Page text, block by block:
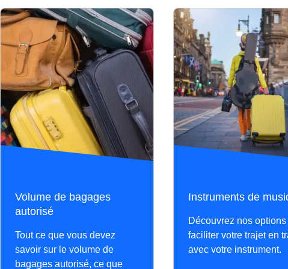
Du lundi au vendredi, trains partant à 10h56 (train
Les samedis et dimanches, trains au départ à
Le samedi uniquement, départs à 09h52 (train
Le dimanche uniquement, départ à 11h56 (train
facturés.
Volume de bagages
autorisé
Tout ce que vous devez
savoir sur le volume de
bagages autorisé, ce que
Instruments de
Découvrez nos
faciliter votre trajet en
avec votre instrument.